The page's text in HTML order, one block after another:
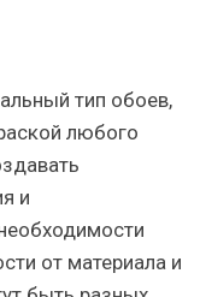
тип обоев,
любого
и
от материала и